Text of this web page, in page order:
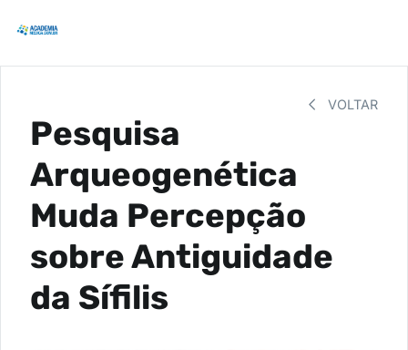
VOLTAR
Pesquisa
Arqueogenética
Muda Percepção
sobre Antiguidade
da Sífilis